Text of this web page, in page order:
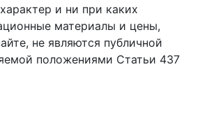
и ни при каких
материалы и цены,
не являются публичной
положениями Статьи 437